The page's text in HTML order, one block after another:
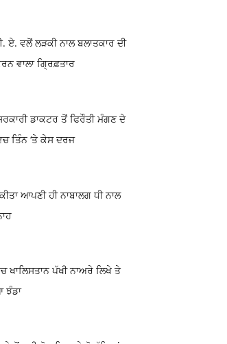
ਵਲੋਂ ਲੜਕੀ ਨਾਲ ਬਲਾਤਕਾਰ ਦੀ
ਵਾਲਾ ਗ੍ਰਿਫ਼ਤਾਰ
ਡਾਕਟਰ ਤੋਂ ਫਿਰੌਤੀ ਮੰਗਣ ਦੇ
ਤਿੰਨ ‘ਤੇ ਕੇਸ ਦਰਜ
ਆਪਣੀ ਹੀ ਨਾਬਾਲਗ ਧੀ ਨਾਲ
ਖਾਲਿਸਤਾਨ ਪੱਖੀ ਨਾਅਰੇ ਲਿਖੇ ਤੇ
ਝੰਡਾ